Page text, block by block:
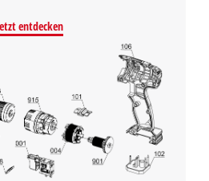
entdecken